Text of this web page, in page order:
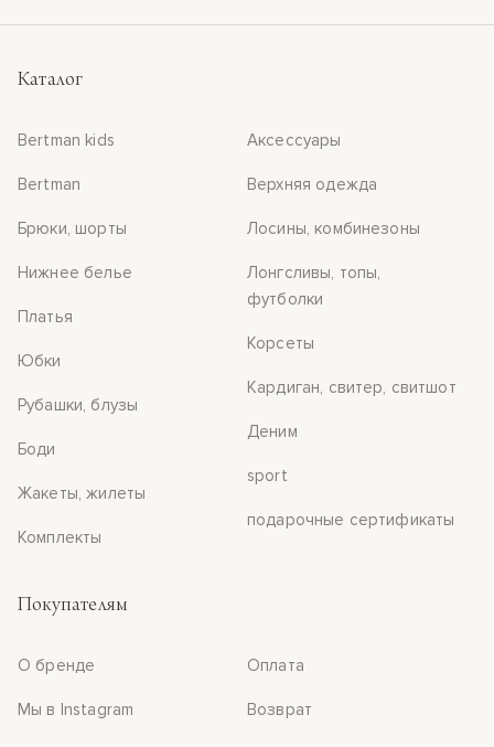
Каталог
Bertman kids
Bertman
Брюки, шорты
Нижнее белье
Платья
Юбки
Рубашки, блузы
Боди
Жакеты, жилеты
Комплекты
Аксессуары
Верхняя одежда
Лосины, комбинезоны
Лонгсливы, топы,
футболки
Корсеты
Кардиган, свитер, свитшот
Деним
sport
подарочные сертификаты
Покупателям
О бренде
Мы в Instagram
Оплата
Возврат